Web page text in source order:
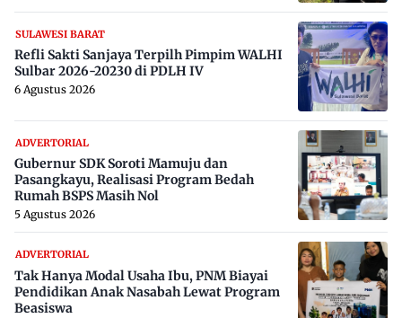
SULAWESI BARAT
Refli Sakti Sanjaya Terpilh Pimpim WALHI
Sulbar 2026-20230 di PDLH IV
6 Agustus 2026
ADVERTORIAL
Gubernur SDK Soroti Mamuju dan
Pasangkayu, Realisasi Program Bedah
Rumah BSPS Masih Nol
5 Agustus 2026
ADVERTORIAL
Tak Hanya Modal Usaha Ibu, PNM Biayai
Pendidikan Anak Nasabah Lewat Program
Beasiswa